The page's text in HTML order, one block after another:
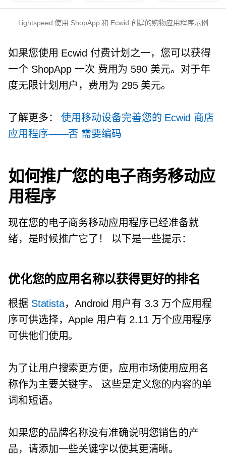
Lightspeed 使用 ShopApp 和 Ecwid 创建的购物应用程序示例
如果您使用 Ecwid 付费计划之一，您可以获得
一个 ShopApp 一次 费用为 590 美元。对于年
度无限计划用户，费用为 295 美元。
了解更多：使用移动设备完善您的 Ecwid 商店
应用程序——否 需要编码
如何推广您的电子商务移动应
用程序
现在您的电子商务移动应用程序已经准备就
绪，是时候推广它了！ 以下是一些提示：
优化您的应用名称以获得更好的排名
根据 Statista，Android 用户有 3.3 万个应用程
序可供选择，Apple 用户有 2.11 万个应用程序
可供他们使用。
为了让用户搜索更方便，应用市场使用应用名
称作为主要关键字。 这些是定义您的内容的单
词和短语。
如果您的品牌名称没有准确说明您销售的产
品，请添加一些关键字以使其更清晰。